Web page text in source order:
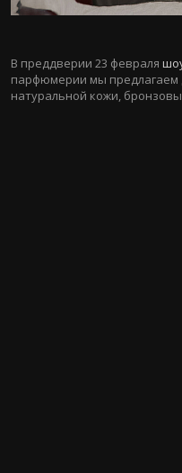
В преддверии 23 февраля
парфюмерии мы предлагаем
натуральной кожи,